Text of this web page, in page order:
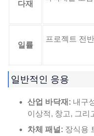
다재
일률
프로젝트 전
일반적인 응용
산업 바닥재: 내구
이상적, 창고, 그리
차체 패널: 장식용